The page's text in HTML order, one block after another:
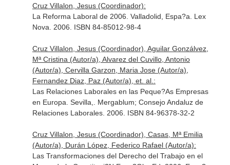
Cruz Villalon, Jesus (Coordinador):
La Reforma Laboral de 2006. Valladolid, Espa?a. Lex
Nova. 2006. ISBN 84-85012-98-4
Cruz Villalon, Jesus (Coordinador), Aguilar Gonzálvez,
Mª Cristina (Autor/a), Alvarez del Cuvillo, Antonio
(Autor/a), Cervilla Garzon, Maria Jose (Autor/a),
Fernandez Diaz, Paz (Autor/a), et. al.:
Las Relaciones Laborales en las Peque?As Empresas
en Europa. Sevilla,. Mergablum; Consejo Andaluz de
Relaciones Laborales. 2006. ISBN 84-96378-32-2
Cruz Villalon, Jesus (Coordinador), Casas, Mª Emilia
(Autor/a), Durán López, Federico Rafael (Autor/a):
Las Transformaciones del Derecho del Trabajo en el